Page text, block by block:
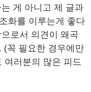
게 아니고 제 글과
화를 이루는게 좋다
로서 의견이 왜곡
(꼭 필요한 경우에만
여러분의 많은 피드